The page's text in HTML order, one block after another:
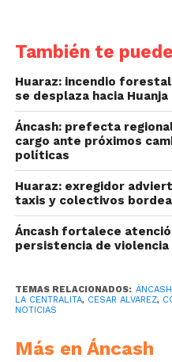
También te
Huaraz: incendio
se desplaza hacia
Áncash: prefecta
cargo ante próximos
políticas
Huaraz: exregidor
taxis y colectivos
Áncash fortalece
persistencia de
TEMAS RELACIONADOS: ÁNCASH
LA CENTRALITA, CESAR ALVAREZ,
NOTICIAS
Más en Áncash